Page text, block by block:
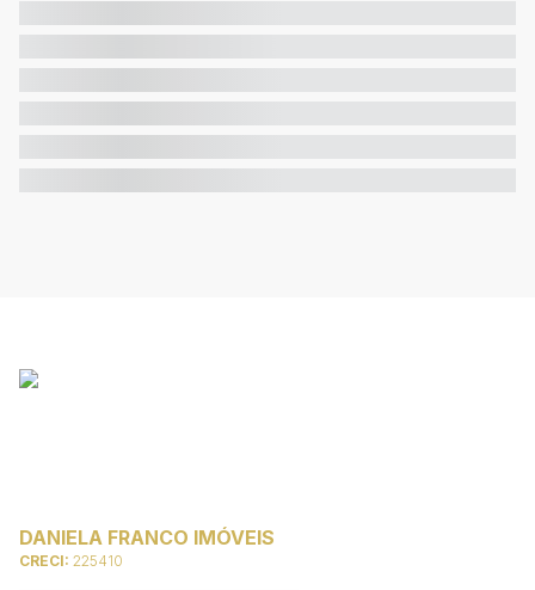
DANIELA FRANCO IMÓVEIS
CRECI: 225410